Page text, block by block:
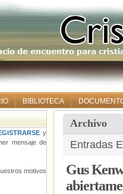
BIBLIOTECA
Archivo
Entradas
Gus
y
mensaje de
motivos